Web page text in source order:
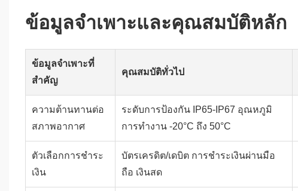
ข้อมูลจำเพาะและคุณสมบัติหลัก
ข้อมูลจำเพาะที่
สำคัญ
คุณสมบัติทั่วไป
ความต้านทานต่อ
สภาพอากาศ
ระดับการป้องกัน IP65-IP67 อุณหภูมิ
การทำงาน -20°C ถึง 50°C
ตัวเลือกการชำระ
เงิน
บัตรเครดิต/เดบิต การชำระเงินผ่านมือ
ถือ เงินสด